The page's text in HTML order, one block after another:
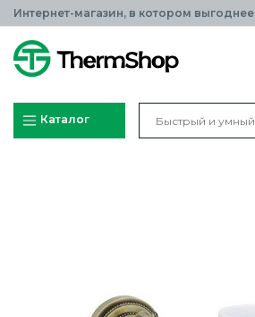
Интернет-магазин, в котором выгоднее
Каталог